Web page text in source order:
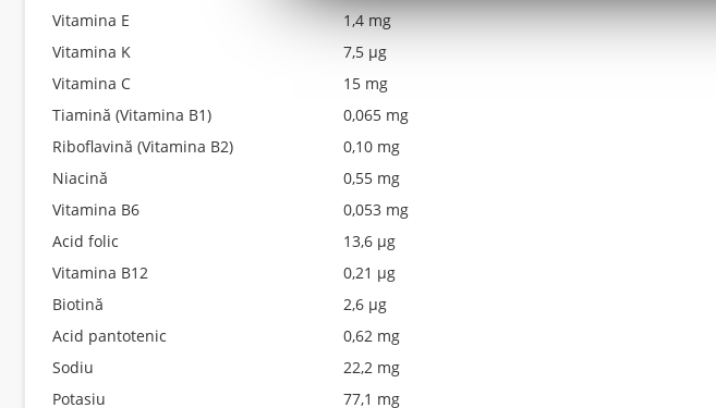
Vitamina E
1,4 mg
Vitamina K
7,5 µg
Vitamina C
15 mg
Tiamină (Vitamina B1)
0,065 mg
Riboflavină (Vitamina B2)
0,10 mg
Niacină
0,55 mg
Vitamina B6
0,053 mg
Acid folic
13,6 µg
Vitamina B12
0,21 µg
Biotină
2,6 µg
Acid pantotenic
0,62 mg
Sodiu
22,2 mg
Potasiu
77,1 mg